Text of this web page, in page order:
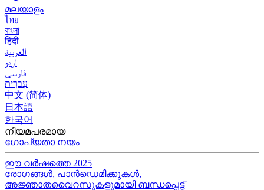
മലയാളം
ไทย
বাংলা
हिंदी
العربية
اردو
فارسی
עִברִית
中文 (简体)
日本語
한국어
നിയമപരമായ
ഗോപ്യതാ നയം
ഈ വർഷത്തെ 2025
രോഗങ്ങൾ, പാൻഡെമിക്കുകൾ,
അജ്ഞാതവൈറസുകളുമായി ബന്ധപ്പെട്ട്